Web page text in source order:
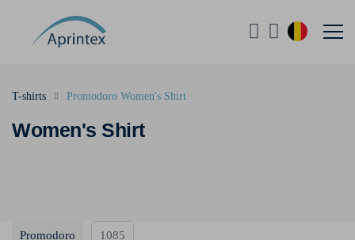
Women's Shirt
T-shirts Promodoro Women's Shirt
Promodoro 1085